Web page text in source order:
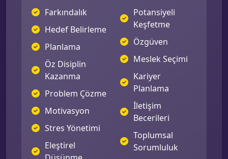
Farkındalık
Hedef Belirleme
Planlama
Öz Disiplin
Kazanma
Problem Çözme
Motivasyon
Stres Yönetimi
Eleştirel
Potansiyeli
Keşfetme
Özgüven
Meslek Seçimi
Kariyer
Planlama
İletişim
Becerileri
Toplumsal
Sorumluluk